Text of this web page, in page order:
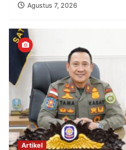
Agustus 7, 2026
Artikel